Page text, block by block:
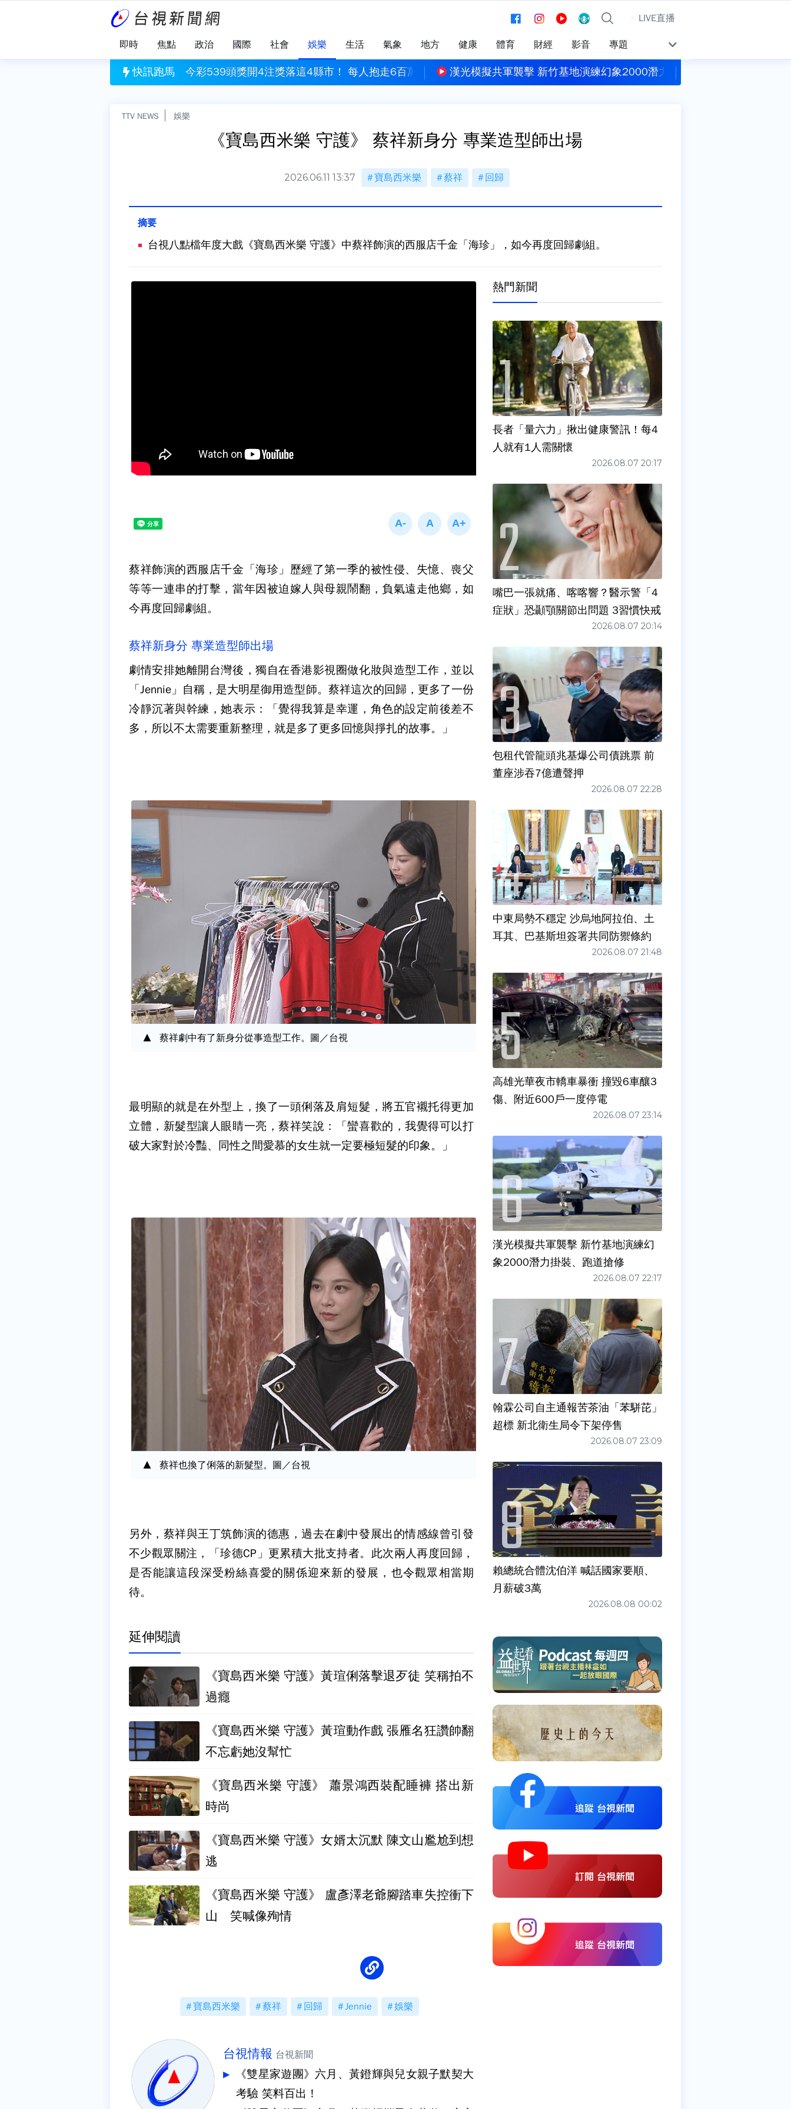
LIVE直播
即時 焦點 政治 國際 社會 娛樂 生活 氣象 地方 健康 體育 財經 影音 專題
快訊跑馬
今彩539頭獎開4注獎落這4縣市！ 每人抱走6百萬元 漢光模擬共軍襲擊 新竹基地演練幻象2000潛力掛裝、跑道搶修包租代管龍頭兆基爆公司債跳票 前董座涉吞7億遭聲
TTV NEWS 娛樂
《寶島西米樂 守護》 蔡祥新身分 專業造型師出場
2026.06.11 13:37 寶島西米樂 蔡祥 回歸
台視八點檔年度大戲《寶島西米樂 守護》中蔡祥飾演的西服店千金「海珍」，如今再度回歸劇組。
蔡祥飾演的西服店千金「海珍」歷經了第一季的被性侵、失憶、喪父
等等一連串的打擊，當年因被迫嫁人與母親鬧翻，負氣遠走他鄉，如
今再度回歸劇組。
蔡祥新身分 專業造型師出場
劇情安排她離開台灣後，獨自在香港影視圈做化妝與造型工作，並以
「Jennie」自稱，是大明星御用造型師。蔡祥這次的回歸，更多了一份
冷靜沉著與幹練，她表示：「覺得我算是幸運，角色的設定前後差不
多，所以不太需要重新整理，就是多了更多回憶與掙扎的故事。」
蔡祥劇中有了新身分從事造型工作。圖／台視
最明顯的就是在外型上，換了一頭俐落及肩短髮，將五官襯托得更加
立體，新髮型讓人眼睛一亮，蔡祥笑說：「蠻喜歡的，我覺得可以打
破大家對於冷豔、同性之間愛慕的女生就一定要極短髮的印象。」
蔡祥也換了俐落的新髮型。圖／台視
另外，蔡祥與王丁筑飾演的德惠，過去在劇中發展出的情感線曾引發
不少觀眾關注，「珍德CP」更累積大批支持者。此次兩人再度回歸，
是否能讓這段深受粉絲喜愛的關係迎來新的發展，也令觀眾相當期
待。
延伸閱讀
《寶島西米樂 守護》黃瑄俐落擊退歹徒 笑稱拍不
過癮
《寶島西米樂 守護》黃瑄動作戲 張雁名狂讚帥翻
不忘虧她沒幫忙
《寶島西米樂 守護》 蕭景鴻西裝配睡褲 搭出新
時尚
《寶島西米樂 守護》女婿太沉默 陳文山尷尬到想
逃
《寶島西米樂 守護》 盧彥澤老爺腳踏車失控衝下
山 笑喊像殉情
寶島西米樂 蔡祥 回歸 Jennie 娛樂
台視情報 台視新聞
《雙星家遊團》六月、黃鐙輝與兒女親子默契大
考驗 笑料百出！
熱門新聞
長者「量六力」揪出健康警訊！每4
人就有1人需關懷
2026.08.07 20:17
嘴巴一張就痛、喀喀響？醫示警「4
症狀」恐顳顎關節出問題 3習慣快戒
2026.08.07 20:14
包租代管龍頭兆基爆公司債跳票 前
董座涉吞7億遭聲押
2026.08.07 22:28
中東局勢不穩定 沙烏地阿拉伯、土
耳其、巴基斯坦簽署共同防禦條約
2026.08.07 21:48
高雄光華夜市轎車暴衝 撞毀6車釀3
傷、附近600戶一度停電
2026.08.07 23:14
漢光模擬共軍襲擊 新竹基地演練幻
象2000潛力掛裝、跑道搶修
2026.08.07 22:17
翰霖公司自主通報苦茶油「苯駢芘」
超標 新北衛生局令下架停售
2026.08.07 23:09
賴總統合體沈伯洋 喊話國家要順、
月薪破3萬
2026.08.08 00:02